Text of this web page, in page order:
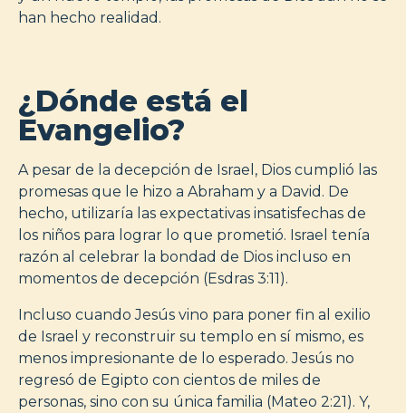
han hecho realidad.
¿Dónde está el
Evangelio?
A pesar de la decepción de Israel, Dios cumplió las
promesas que le hizo a Abraham y a David. De
hecho, utilizaría las expectativas insatisfechas de
los niños para lograr lo que prometió. Israel tenía
razón al celebrar la bondad de Dios incluso en
momentos de decepción (Esdras 3:11).
Incluso cuando Jesús vino para poner fin al exilio
de Israel y reconstruir su templo en sí mismo, es
menos impresionante de lo esperado. Jesús no
regresó de Egipto con cientos de miles de
personas, sino con su única familia (Mateo 2:21). Y,